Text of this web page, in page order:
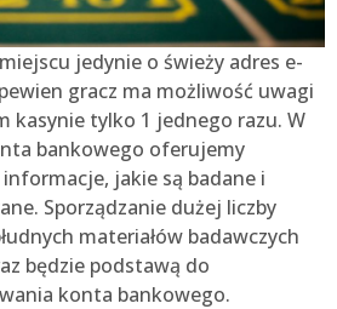
jedynie o świeży adres e-
gracz ma możliwość uwagi
kasynie tylko 1 jednego razu. W
bankowego oferujemy
jakie są badane i
Sporządzanie dużej liczby
materiałów badawczych
będzie podstawą do
konta bankowego.